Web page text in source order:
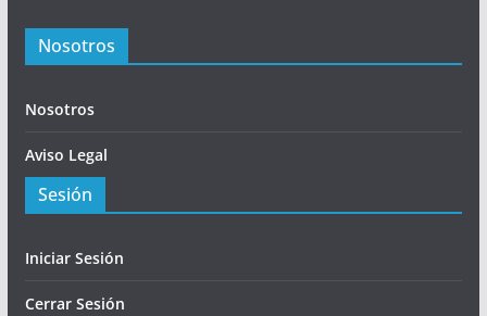
Nosotros
Nosotros
Aviso Legal
Sesión
Iniciar Sesión
Cerrar Sesión